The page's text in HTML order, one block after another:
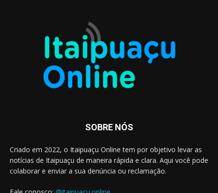
SOBRE NÓS
Criado em 2022, o Itaipuaçu Online tem por objetivo levar as
notícias de Itaipuaçu de maneira rápida e clara. Aqui você pode
colaborar e enviar a sua denúncia ou reclamação.